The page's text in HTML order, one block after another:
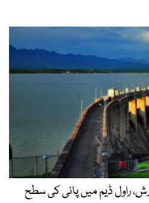
راول ڈیم میں پانی کی سطح